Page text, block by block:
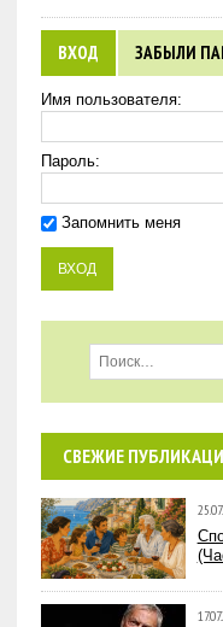
ВХОД ЗАБЫЛИ
Имя пользователя:
Пароль:
Запомнить меня
СВЕЖИЕ